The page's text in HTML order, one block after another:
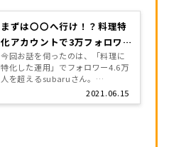
まずは〇〇へ行け！？料理特
化アカウントで3万フォロワー
超えの裏側
2021.06.15
今回お話を伺ったのは、「料理に
特化した運用」でフォロワー4.6万
人を超えるsubaruさん。
▼subaruさんのアカウント（こち
ら） そんな料理アカウントが、